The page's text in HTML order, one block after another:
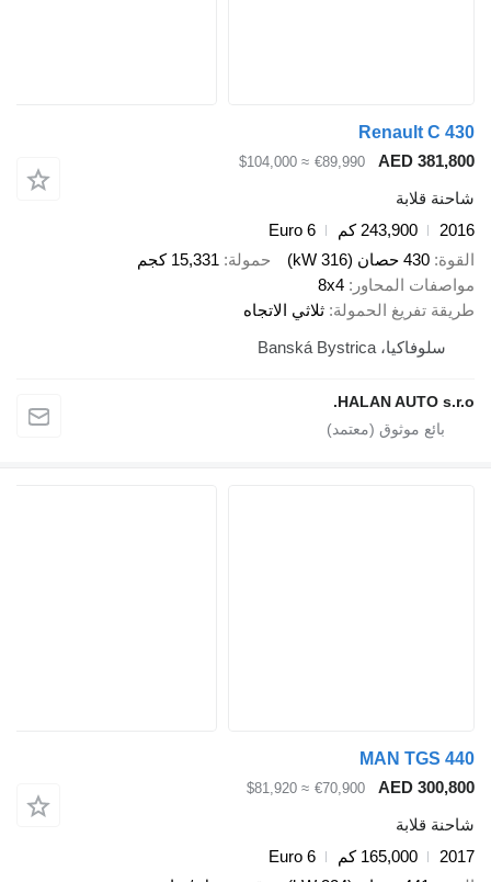
Renault C
AED
€89,990
≈ $104,000
قلابة
243,900 كم
Euro 6
430 حصان (316 kW) حمولة 15,331 كجم
المحاور 8x4
تفريغ الحمولة ثلاثي الاتجاه
سلوفاكيا، Banská Bystrica
HALAN AUTO
MAN TGS
AED
€70,900
≈ $81,920
قلابة
165,000 كم
Euro 6